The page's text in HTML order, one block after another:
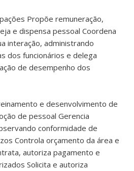
Propõe remuneração,
e dispensa pessoal Coordena
interação, administrando
dos funcionários e delega
de desempenho dos
e desenvolvimento de
de pessoal Gerencia
conformidade de
Controla orçamento da área e
autoriza pagamento e
Solicita e autoriza